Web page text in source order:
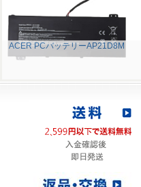
ACER PCバッテリーAP21D8M